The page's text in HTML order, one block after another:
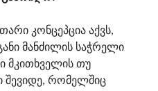
კონცეპცია აქვს,
მანძილის საჭრელი
მკითხველის თუ
შევიდე, რომელშიც